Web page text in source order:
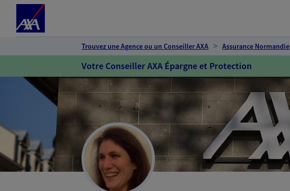
Trouvez une Agence ou un Conseiller AXA Assurance Normandie
Votre Conseiller AXA Épargne et Protection